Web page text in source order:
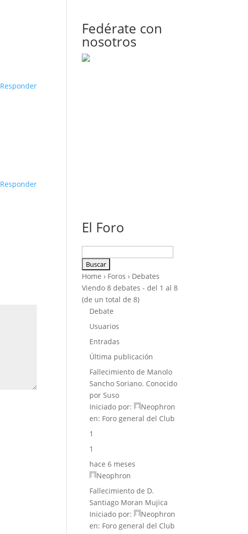
Responder
Responder
Fedérate con
nosotros
El Foro
Home › Foros › Debates
Viendo 8 debates - del 1 al 8
(de un total de 8)
Debate
Usuarios
Entradas
Última publicación
Fallecimiento de Manolo
Sancho Soriano. Conocido
por Suso
Iniciado por:
Neophron
en: Foro general del Club
1
1
hace 6 meses
Neophron
Fallecimiento de D.
Santiago Moran Mujica
Iniciado por:
Neophron
en: Foro general del Club